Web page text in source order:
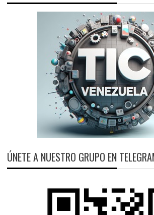
ÚNETE A NUESTRO GRUPO EN